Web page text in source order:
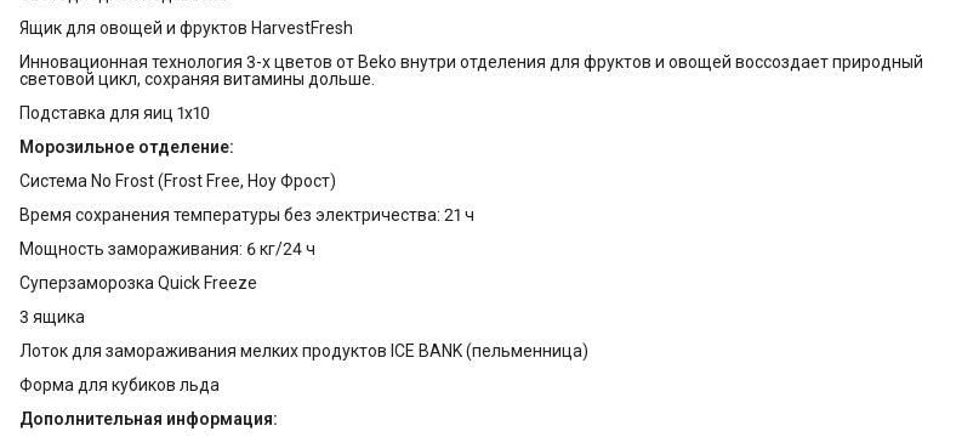
Ящик для овощей и фруктов HarvestFresh
Инновационная технология 3-х цветов от Beko внутри отделения для фруктов и овощей воссоздает природный
световой цикл, сохраняя витамины дольше.
Подставка для яиц 1х10
Морозильное отделение:
Система No Frost (Frost Free, Ноу Фрост)
Время сохранения температуры без электричества: 21 ч
Мощность замораживания: 6 кг/24 ч
Суперзаморозка Quick Freeze
3 ящика
Лоток для замораживания мелких продуктов ICE BANK (пельменница)
Форма для кубиков льда
Дополнительная информация: